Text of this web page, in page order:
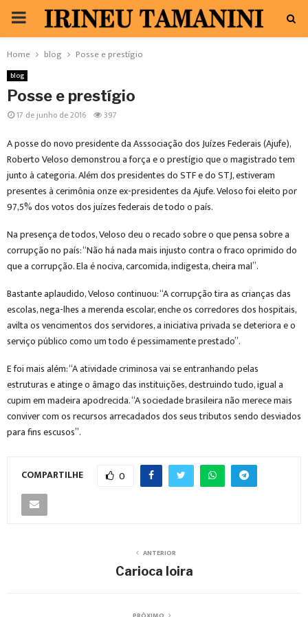
PRIMARY
MENU
Home blog Posse e prestígio
blog
Posse e prestígio
17 de junho de 2016 397
A posse do novo presidente da Asssociação dos Juízes Federais (Ajufe),
Roberto Veloso demonstrou a força e o prestígio que o magistrado tem
junto à categoria. Além dos presidentes do STF e do STJ, estiveram
presentes à cerimônia onze ex-presidentes da Ajufe. Veloso foi eleito por
97,5% dos votos dos juízes federais de todo o país.
Na presença de todos, Veloso deu o recado sobre o que pensa sobre a
corrupção no país: “Não há nada mais injusto contra o fraco oprimido do
que a corrupção. Ela é nociva, carcomida, indigesta, cheira mal”.
Bastante aplaudido, Veloso continuou: “A corrupção tira as crianças das
escolas, nega-lhes a merenda escolar, enche os corredores dos hospitais,
avilta os vencimentos dos servidores, a iniciativa privada se deteriora e o
serviço público como um todo é pessimamente prestado”.
E foi mais além: “A atividade criminosa vai se entranhando pelas
estruturas e atinge o âmago das instituições, destruindo tudo, igual a
cupim em madeira apodrecida. “A sociedade brasileira não merece mais
conviver com os recursos arrecadados dos seus tributos sendo desviados
para fins escusos”.
COMPARTILHE 0
ANTERIOR
Carioca loira